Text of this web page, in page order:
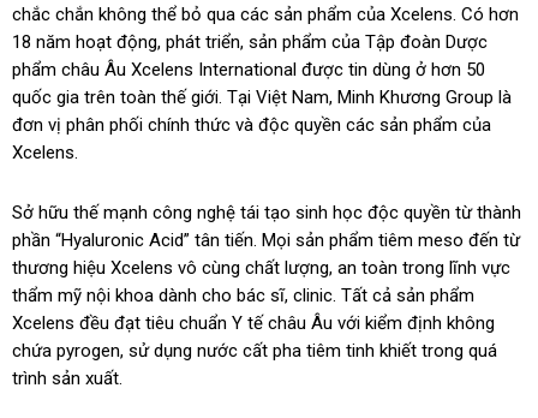
chắc chắn không thể bỏ qua các sản phẩm của Xcelens. Có hơn
18 năm hoạt động, phát triển, sản phẩm của Tập đoàn Dược
phẩm châu Âu Xcelens International được tin dùng ở hơn 50
quốc gia trên toàn thế giới. Tại Việt Nam, Minh Khương Group là
đơn vị phân phối chính thức và độc quyền các sản phẩm của
Xcelens.
Sở hữu thế mạnh công nghệ tái tạo sinh học độc quyền từ thành
phần “Hyaluronic Acid” tân tiến. Mọi sản phẩm tiêm meso đến từ
thương hiệu Xcelens vô cùng chất lượng, an toàn trong lĩnh vực
thẩm mỹ nội khoa dành cho bác sĩ, clinic. Tất cả sản phẩm
Xcelens đều đạt tiêu chuẩn Y tế châu Âu với kiểm định không
chứa pyrogen, sử dụng nước cất pha tiêm tinh khiết trong quá
trình sản xuất.